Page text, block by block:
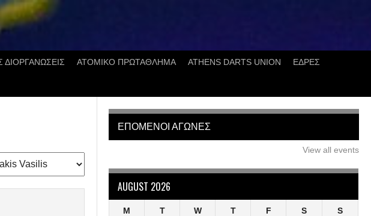
ΔΙΟΡΓΑΝΩΣΕΙΣ ΑΤΟΜΙΚΟ ΠΡΩΤΑΘΛΗΜΑ ATHENS DARTS UNION ΕΔΡΕΣ
ΕΠΟΜΕΝΟΙ ΑΓΩΝΕΣ
View all events
AUGUST 2026
M T W T F S S